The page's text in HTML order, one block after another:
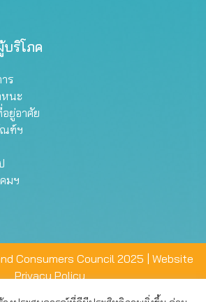
บริโภค
ร
หนะ
ยู่อาศัย
ณฑ์ฯ
มฯ
Consumers Council 2025 | Website
Privacy Policy